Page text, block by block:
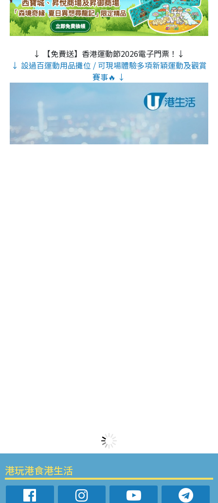
↓ 【免費送】香港運動節2026電子門票！↓
↓ 設過百運動用品攤位 / 可現場體驗多項新穎運動及觀賞
賽事🔥 ↓
港玩港食港生活